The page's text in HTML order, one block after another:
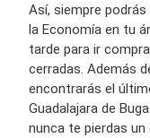
Así, siempre
la Economía en tu
tarde para ir
cerradas. Además
encontrarás el
Guadalajara de
nunca te pierdas